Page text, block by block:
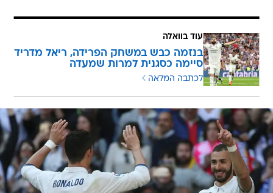
עוד בוואלה
בנזמה כבש במשחק הפרידה, ריאל מדריד
סיימה כסגנית למרות שמעדה
לכתבה המלאה